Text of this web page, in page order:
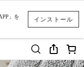
インストール
」を